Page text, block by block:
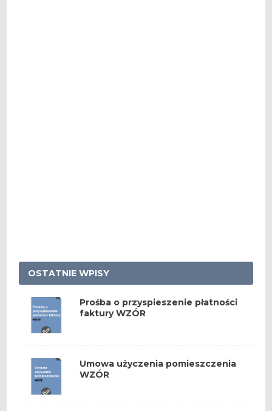
OSTATNIE WPISY
Prośba o przyspieszenie płatności
faktury WZÓR
Umowa użyczenia pomieszczenia
WZÓR